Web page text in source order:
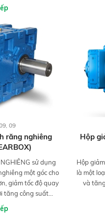
09
răng nghiêng
sử dụng
một góc cho
giảm tốc độ quay
tăng công suất...
Hộp
Hộp
là một
và